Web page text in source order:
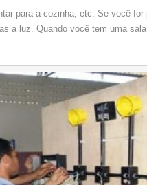
para a cozinha, etc. Se você
a luz. Quando você tem uma